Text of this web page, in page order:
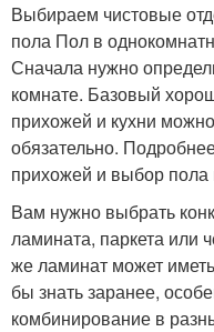
Выбираем чистовые
пола Пол в
Сначала нужно
комнате. Базовый
прихожей и кухни
обязательно.
прихожей и выбор пола
Вам нужно выбрать
ламината, паркета или
же ламинат может
бы знать заранее,
комбинирование в